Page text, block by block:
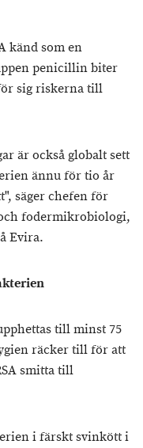
känd som en
penicillin biter
sig riskerna till
är också globalt sett
ännu för tio år
säger chefen för
fodermikrobiologi,
Evira.
till minst 75
räcker till för att
smitta till
i färskt svinkött i